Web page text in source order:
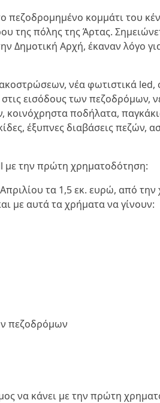
πεζοδρομημένο κομμάτι του
της πόλης της Άρτας.
Δημοτική Αρχή, έκαναν λόγο
νέα φωτιστικά led,
εισόδους των πεζοδρόμων,
κοινόχρηστα ποδήλατα,
έξυπνες διαβάσεις πεζών,
με την πρώτη χρηματοδότηση:
τα 1,5 εκ. ευρώ, από
με αυτά τα χρήματα να γίνουν:
πεζοδρόμων
να κάνει με την πρώτη
ΟΛΑ